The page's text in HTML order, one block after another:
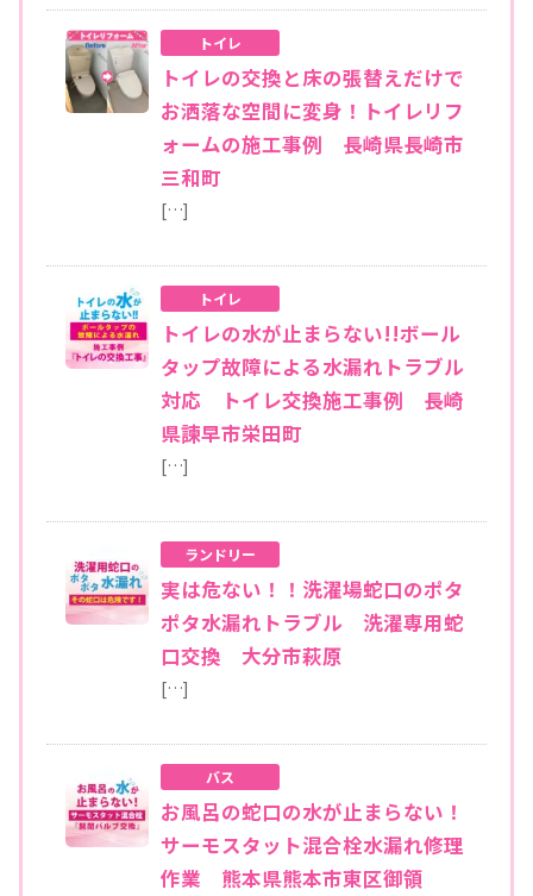
トイレ
トイレの交換と床の張替えだけで
お洒落な空間に変身！トイレリフ
ォームの施工事例 長崎県長崎市
三和町
[…]
トイレ
トイレの水が止まらない!!ボール
タップ故障による水漏れトラブル
対応 トイレ交換施工事例 長崎
県諫早市栄田町
[…]
ランドリー
実は危ない！！洗濯場蛇口のポタ
ポタ水漏れトラブル 洗濯専用蛇
口交換 大分市萩原
[…]
バス
お風呂の蛇口の水が止まらない！
サーモスタット混合栓水漏れ修理
作業 熊本県熊本市東区御領